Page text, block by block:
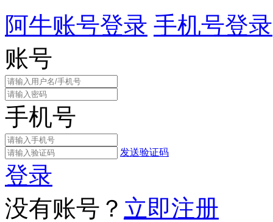
阿牛账号登录 手机号登录
账号
手机号
发送验证码
登录
没有账号？ 立即注册